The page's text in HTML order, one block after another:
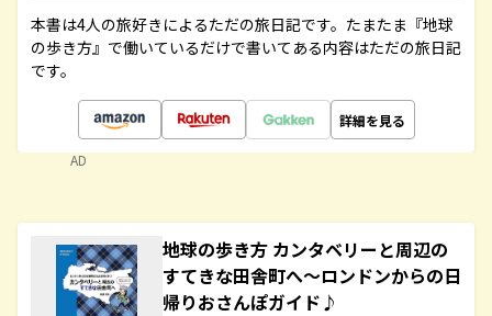
本書は4人の旅好きによるただの旅日記です。たまたま『地球
の歩き方』で働いているだけで書いてある内容はただの旅日記
です。
詳細を見る
AD
地球の歩き方 カンタベリーと周辺の
すてきな田舎町へ～ロンドンからの日
帰りおさんぽガイド♪